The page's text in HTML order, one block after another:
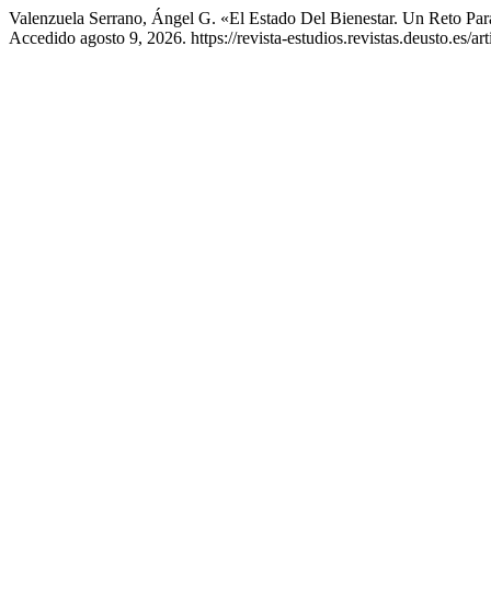
Valenzuela Serrano, Ángel G. «El Estado Del Bienestar. Un Reto
Accedido agosto 9, 2026. https://revista-estudios.revistas.deusto.es/